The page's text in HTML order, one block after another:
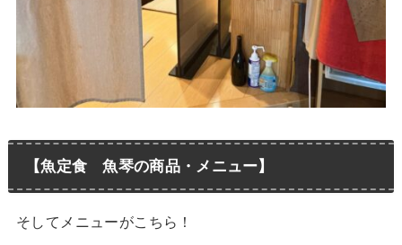
【魚定食 魚琴の商品・メニュー】
そしてメニューがこちら！